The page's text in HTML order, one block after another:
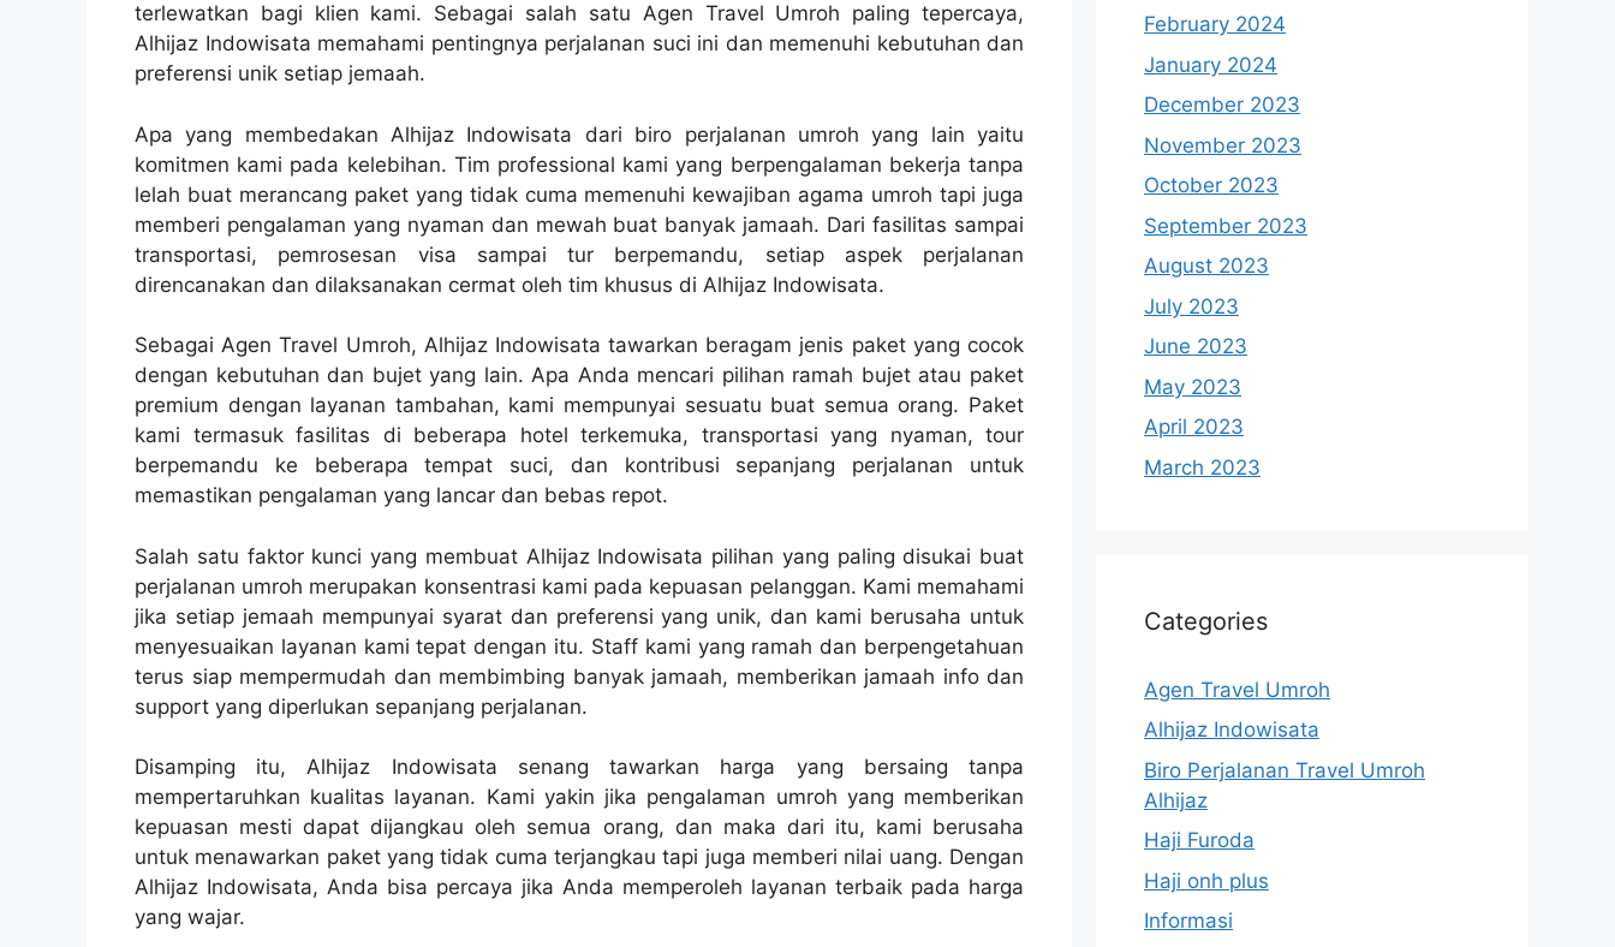
terlewatkan bagi klien kami. Sebagai salah satu Agen Travel Umroh paling tepercaya,
Alhijaz Indowisata memahami pentingnya perjalanan suci ini dan memenuhi kebutuhan dan
preferensi unik setiap jemaah.
Apa yang membedakan Alhijaz Indowisata dari biro perjalanan umroh yang lain yaitu
komitmen kami pada kelebihan. Tim professional kami yang berpengalaman bekerja tanpa
lelah buat merancang paket yang tidak cuma memenuhi kewajiban agama umroh tapi juga
memberi pengalaman yang nyaman dan mewah buat banyak jamaah. Dari fasilitas sampai
transportasi, pemrosesan visa sampai tur berpemandu, setiap aspek perjalanan
direncanakan dan dilaksanakan cermat oleh tim khusus di Alhijaz Indowisata.
Sebagai Agen Travel Umroh, Alhijaz Indowisata tawarkan beragam jenis paket yang cocok
dengan kebutuhan dan bujet yang lain. Apa Anda mencari pilihan ramah bujet atau paket
premium dengan layanan tambahan, kami mempunyai sesuatu buat semua orang. Paket
kami termasuk fasilitas di beberapa hotel terkemuka, transportasi yang nyaman, tour
berpemandu ke beberapa tempat suci, dan kontribusi sepanjang perjalanan untuk
memastikan pengalaman yang lancar dan bebas repot.
Salah satu faktor kunci yang membuat Alhijaz Indowisata pilihan yang paling disukai buat
perjalanan umroh merupakan konsentrasi kami pada kepuasan pelanggan. Kami memahami
jika setiap jemaah mempunyai syarat dan preferensi yang unik, dan kami berusaha untuk
menyesuaikan layanan kami tepat dengan itu. Staff kami yang ramah dan berpengetahuan
terus siap mempermudah dan membimbing banyak jamaah, memberikan jamaah info dan
support yang diperlukan sepanjang perjalanan.
Disamping itu, Alhijaz Indowisata senang tawarkan harga yang bersaing tanpa
mempertaruhkan kualitas layanan. Kami yakin jika pengalaman umroh yang memberikan
kepuasan mesti dapat dijangkau oleh semua orang, dan maka dari itu, kami berusaha
untuk menawarkan paket yang tidak cuma terjangkau tapi juga memberi nilai uang. Dengan
Alhijaz Indowisata, Anda bisa percaya jika Anda memperoleh layanan terbaik pada harga
yang wajar.
February 2024
January 2024
December 2023
November 2023
October 2023
September 2023
August 2023
July 2023
June 2023
May 2023
April 2023
March 2023
Categories
Agen Travel Umroh
Alhijaz Indowisata
Biro Perjalanan Travel Umroh
Alhijaz
Haji Furoda
Haji onh plus
Informasi